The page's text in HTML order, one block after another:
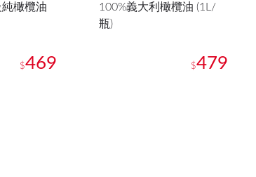
橄欖油
$469
100%義大利橄欖油 (1L/
瓶)
$479